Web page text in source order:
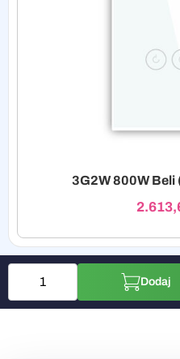
3G2W 800W Beli
Dodaj